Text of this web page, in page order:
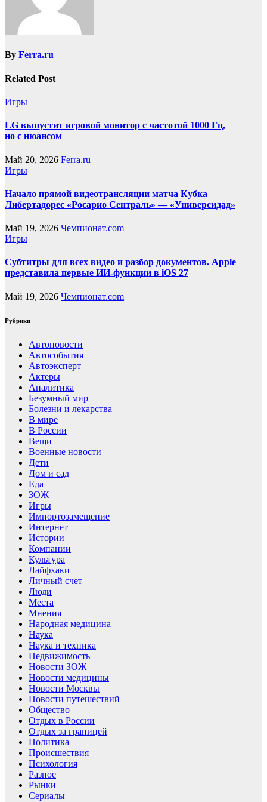
By Ferra.ru
Related Post
Игры
LG выпустит игровой монитор с частотой 1000 Гц,
но с нюансом
Май 20, 2026 Ferra.ru
Игры
Начало прямой видеотрансляции матча Кубка
Либертадорес «Росарио Сентраль» — «Универсидад»
Май 19, 2026 Чемпионат.com
Игры
Субтитры для всех видео и разбор документов. Apple
представила первые ИИ-функции в iOS 27
Май 19, 2026 Чемпионат.com
Рубрики
Автоновости
Автособытия
Автоэксперт
Актеры
Аналитика
Безумный мир
Болезни и лекарства
В мире
В России
Вещи
Военные новости
Дети
Дом и сад
Еда
ЗОЖ
Игры
Импортозамещение
Интернет
Истории
Компании
Культура
Лайфхаки
Личный счет
Люди
Места
Мнения
Народная медицина
Наука
Наука и техника
Недвижимость
Новости ЗОЖ
Новости медицины
Новости Москвы
Новости путешествий
Общество
Отдых в России
Отдых за границей
Политика
Происшествия
Психология
Разное
Рынки
Сериалы